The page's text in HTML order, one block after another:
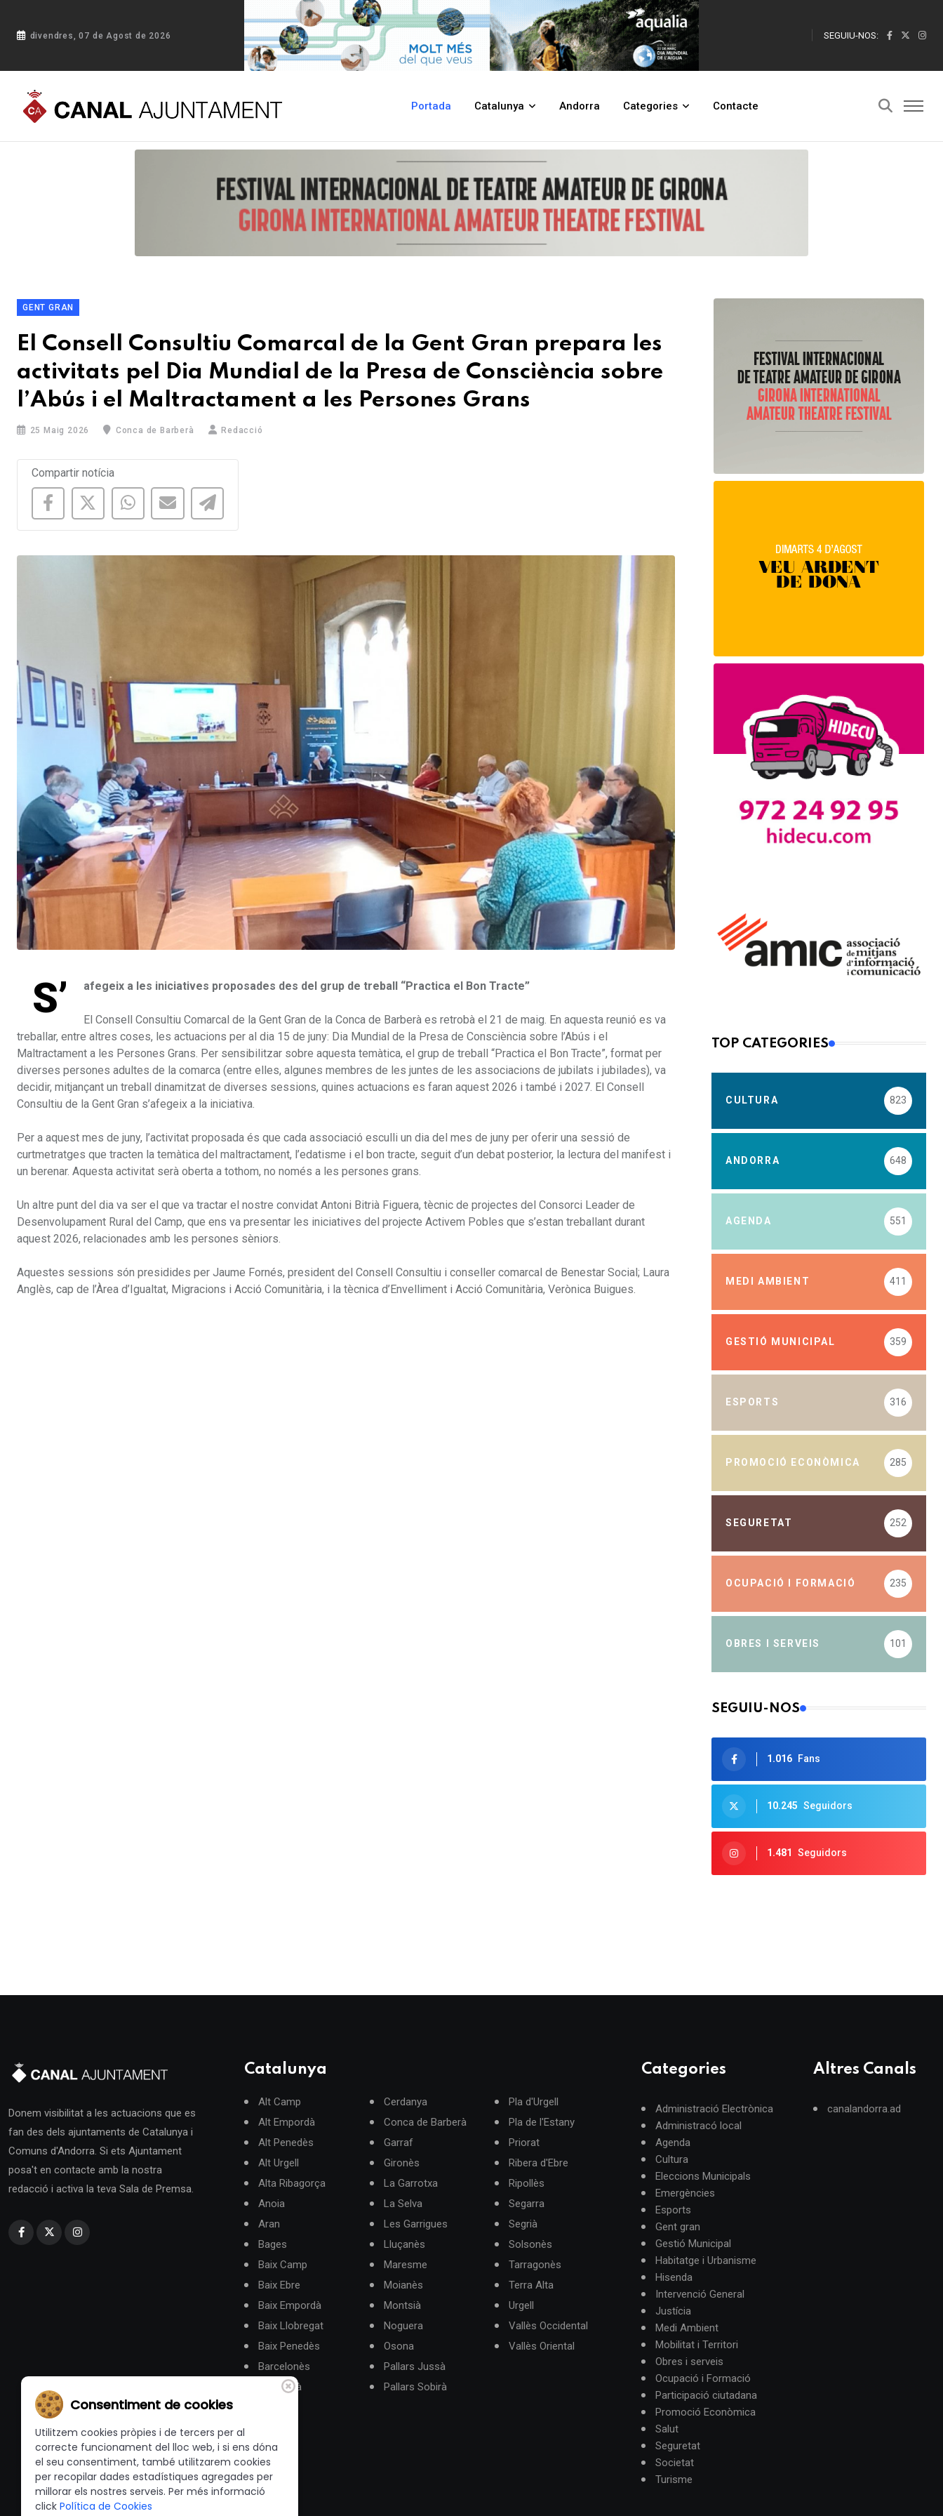
divendres, 07 de Agost de 2026 SEGUIU-NOS:
Portada Catalunya Andorra Categories Contacte
Portada Blog El Consell Consultiu Comarcal de la Gent Gran prepara les activitats pel Dia Mundial de la Presa de Consciència sobre l’Abús i el Maltractament a les Persones Grans
GENT GRAN
El Consell Consultiu Comarcal de la Gent Gran prepara les
activitats pel Dia Mundial de la Presa de Consciència sobre
l’Abús i el Maltractament a les Persones Grans
25 Maig 2026 Conca de Barberà Redacció
Compartir notícia
S’ afegeix a les iniciatives proposades des del grup de treball “Practica el Bon Tracte”
El Consell Consultiu Comarcal de la Gent Gran de la Conca de Barberà es retrobà el 21 de maig. En aquesta reunió es va
treballar, entre altres coses, les actuacions per al dia 15 de juny: Dia Mundial de la Presa de Consciència sobre l’Abús i el
Maltractament a les Persones Grans. Per sensibilitzar sobre aquesta temàtica, el grup de treball “Practica el Bon Tracte”, format per
diverses persones adultes de la comarca (entre elles, algunes membres de les juntes de les associacions de jubilats i jubilades), va
decidir, mitjançant un treball dinamitzat de diverses sessions, quines actuacions es faran aquest 2026 i també i 2027. El Consell
Consultiu de la Gent Gran s’afegeix a la iniciativa.
Per a aquest mes de juny, l’activitat proposada és que cada associació esculli un dia del mes de juny per oferir una sessió de
curtmetratges que tracten la temàtica del maltractament, l’edatisme i el bon tracte, seguit d’un debat posterior, la lectura del manifest i
un berenar. Aquesta activitat serà oberta a tothom, no només a les persones grans.
Un altre punt del dia va ser el que va tractar el nostre convidat Antoni Bitrià Figuera, tècnic de projectes del Consorci Leader de
Desenvolupament Rural del Camp, que ens va presentar les iniciatives del projecte Activem Pobles que s’estan treballant durant
aquest 2026, relacionades amb les persones sèniors.
Aquestes sessions són presidides per Jaume Fornés, president del Consell Consultiu i conseller comarcal de Benestar Social; Laura
Anglès, cap de l’Àrea d’Igualtat, Migracions i Acció Comunitària, i la tècnica d’Envelliment i Acció Comunitària, Verònica Buigues.
TOP CATEGORIES
CULTURA 823
ANDORRA 648
AGENDA 551
MEDI AMBIENT 411
GESTIÓ MUNICIPAL 359
ESPORTS 316
PROMOCIÓ ECONÒMICA 285
SEGURETAT 252
OCUPACIÓ I FORMACIÓ 235
OBRES I SERVEIS 101
SEGUIU-NOS
1.016 Fans
10.245 Seguidors
1.481 Seguidors
Donem visibilitat a les actuacions que es
fan des dels ajuntaments de Catalunya i
Comuns d'Andorra. Si ets Ajuntament
posa't en contacte amb la nostra
redacció i activa la teva Sala de Premsa.
Catalunya
Alt Camp
Alt Empordà
Alt Penedès
Alt Urgell
Alta Ribagorça
Anoia
Aran
Bages
Baix Camp
Baix Ebre
Baix Empordà
Baix Llobregat
Baix Penedès
Barcelonès
Berguedà
Cerdanya
Conca de Barberà
Garraf
Gironès
La Garrotxa
La Selva
Les Garrigues
Lluçanès
Maresme
Moianès
Montsià
Noguera
Osona
Pallars Jussà
Pallars Sobirà
Pla d'Urgell
Pla de l'Estany
Priorat
Ribera d'Ebre
Ripollès
Segarra
Segrià
Solsonès
Tarragonès
Terra Alta
Urgell
Vallès Occidental
Vallès Oriental
Categories
Administració Electrònica
Administracó local
Agenda
Cultura
Eleccions Municipals
Emergències
Esports
Gent gran
Gestió Municipal
Habitatge i Urbanisme
Hisenda
Intervenció General
Justícia
Medi Ambient
Mobilitat i Territori
Obres i serveis
Ocupació i Formació
Participació ciutadana
Promoció Econòmica
Salut
Seguretat
Societat
Turisme
Altres Canals
canalandorra.ad
Consentiment de cookies
Utilitzem cookies pròpies i de tercers per al
correcte funcionament del lloc web, i si ens dóna
el seu consentiment, també utilitzarem cookies
per recopilar dades estadístiques agregades per
millorar els nostres serveis. Per més informació
click Política de Cookies